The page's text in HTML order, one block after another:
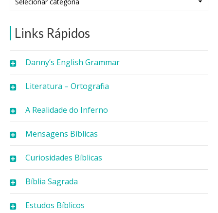
Links Rápidos
Danny’s English Grammar
Literatura – Ortografia
A Realidade do Inferno
Mensagens Bíblicas
Curiosidades Bíblicas
Bíblia Sagrada
Estudos Bíblicos